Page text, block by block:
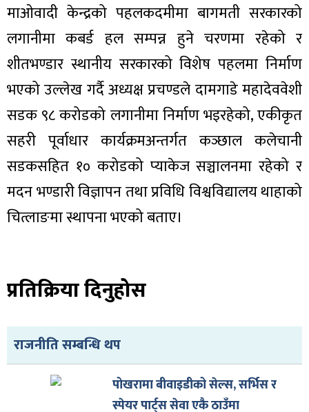
माओवादी केन्द्रको पहलकदमीमा बागमती सरकारको
लगानीमा कबर्ड हल सम्पन्न हुने चरणमा रहेको र
शीतभण्डार स्थानीय सरकारको विशेष पहलमा निर्माण
भएको उल्लेख गर्दै अध्यक्ष प्रचण्डले दामगाडे महादेववेशी
सडक ९८ करोडको लगानीमा निर्माण भइरहेको, एकीकृत
सहरी पूर्वाधार कार्यक्रमअन्तर्गत कञ्छाल कलेचानी
सडकसहित १० करोडको प्याकेज सञ्चालनमा रहेको र
मदन भण्डारी विज्ञापन तथा प्रविधि विश्वविद्यालय थाहाको
चित्लाङमा स्थापना भएको बताए।
प्रतिक्रिया दिनुहोस
राजनीति सम्बन्धि थप
पोखरामा बीवाइडीको सेल्स, सर्भिस र
स्पेयर पार्ट्स सेवा एकै ठाउँमा